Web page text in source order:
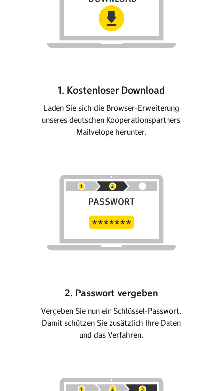
1. Kostenloser Download
Laden Sie sich die Browser-Erweiterung
unseres deutschen Kooperationspartners
Mailvelope herunter.
2. Passwort vergeben
Vergeben Sie nun ein Schlüssel-Passwort.
Damit schützen Sie zusätzlich Ihre Daten
und das Verfahren.